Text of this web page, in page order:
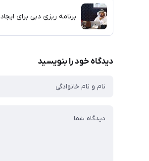
برنامه ریزی دبی برای ایجاد ۴۰ هزار شغل در متاورس
دیدگاه خود را بنویسید